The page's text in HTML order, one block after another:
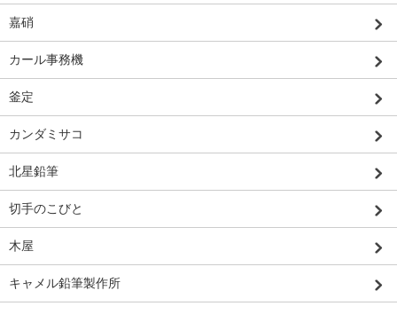
嘉硝
カール事務機
釜定
カンダミサコ
北星鉛筆
切手のこびと
木屋
キャメル鉛筆製作所